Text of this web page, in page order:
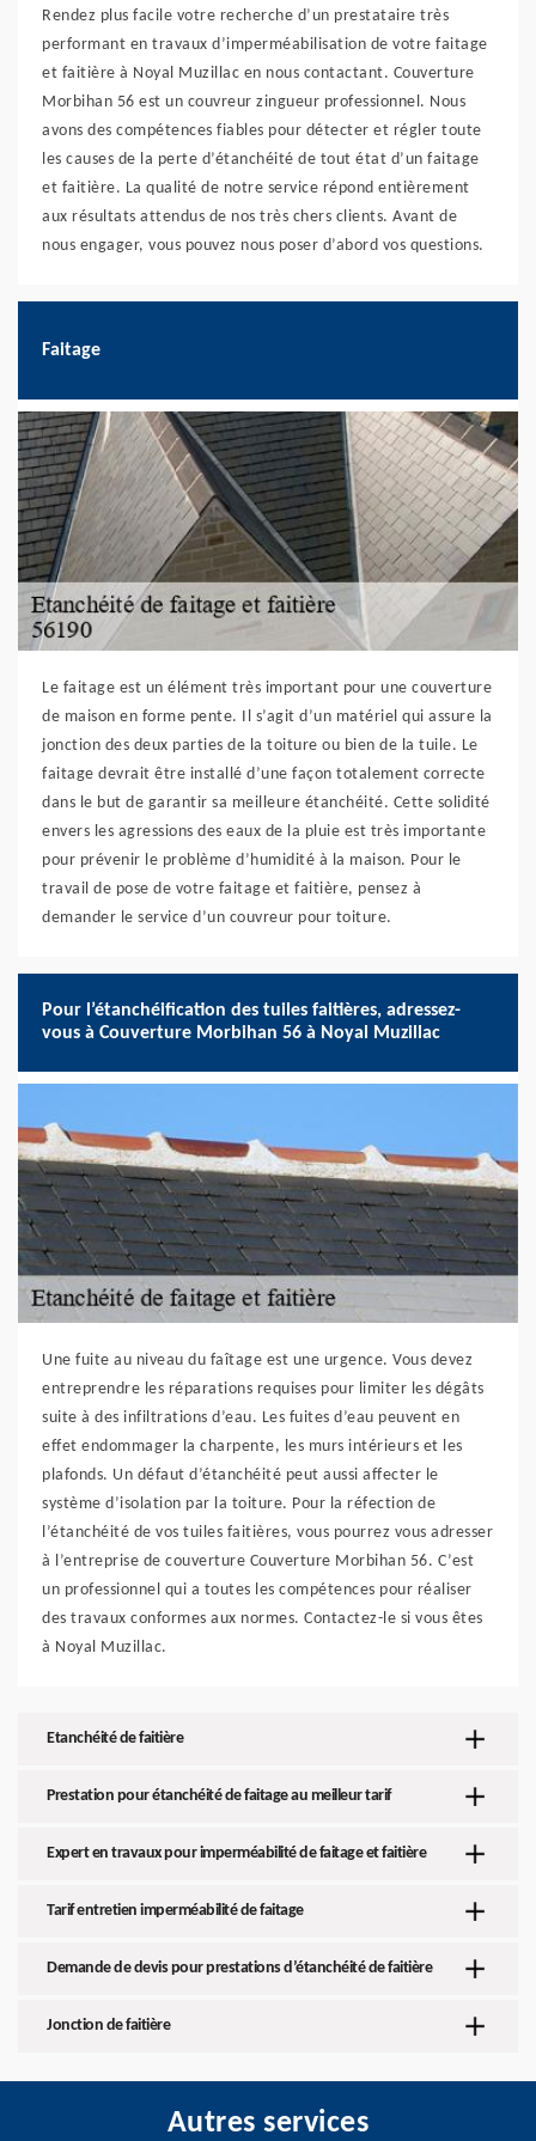
Rendez plus facile votre recherche d’un prestataire très
performant en travaux d’imperméabilisation de votre faitage
et faitière à Noyal Muzillac en nous contactant. Couverture
Morbihan 56 est un couvreur zingueur professionnel. Nous
avons des compétences fiables pour détecter et régler toute
les causes de la perte d’étanchéité de tout état d’un faitage
et faitière. La qualité de notre service répond entièrement
aux résultats attendus de nos très chers clients. Avant de
nous engager, vous pouvez nous poser d’abord vos questions.
Faitage
Le faitage est un élément très important pour une couverture
de maison en forme pente. Il s’agit d’un matériel qui assure la
jonction des deux parties de la toiture ou bien de la tuile. Le
faitage devrait être installé d’une façon totalement correcte
dans le but de garantir sa meilleure étanchéité. Cette solidité
envers les agressions des eaux de la pluie est très importante
pour prévenir le problème d’humidité à la maison. Pour le
travail de pose de votre faitage et faitière, pensez à
demander le service d’un couvreur pour toiture.
Pour l’étanchéification des tuiles faitières, adressez-
vous à Couverture Morbihan 56 à Noyal Muzillac
Une fuite au niveau du faîtage est une urgence. Vous devez
entreprendre les réparations requises pour limiter les dégâts
suite à des infiltrations d’eau. Les fuites d’eau peuvent en
effet endommager la charpente, les murs intérieurs et les
plafonds. Un défaut d’étanchéité peut aussi affecter le
système d’isolation par la toiture. Pour la réfection de
l’étanchéité de vos tuiles faitières, vous pourrez vous adresser
à l’entreprise de couverture Couverture Morbihan 56. C’est
un professionnel qui a toutes les compétences pour réaliser
des travaux conformes aux normes. Contactez-le si vous êtes
à Noyal Muzillac.
Etanchéité de faitière
Prestation pour étanchéité de faitage au meilleur tarif
Expert en travaux pour imperméabilité de faitage et faitière
Tarif entretien imperméabilité de faitage
Demande de devis pour prestations d’étanchéité de faitière
Jonction de faitière
Autres services